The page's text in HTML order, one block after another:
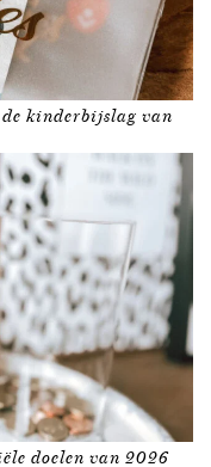
de kinderbijslag van
doelen van 2026